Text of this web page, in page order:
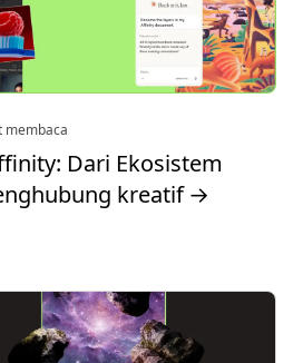
membaca
Dari Ekosistem
kreatif →